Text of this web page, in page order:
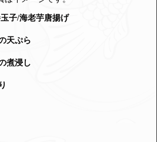
/海老芋唐揚げ
天ぷら
煮浸し